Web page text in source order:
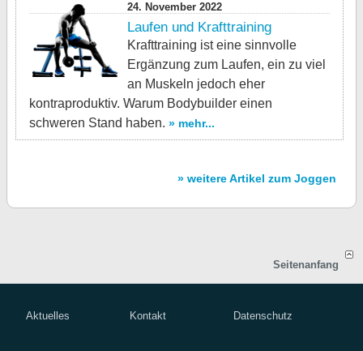
24. November 2022
Laufen und Krafttraining
Krafttraining ist eine sinnvolle
Ergänzung zum Laufen, ein zu viel
an Muskeln jedoch eher
kontraproduktiv. Warum Bodybuilder einen
schweren Stand haben. » mehr...
» weitere Artikel zum Joggen
Seitenanfang
Aktuelles Kontakt Datenschutz